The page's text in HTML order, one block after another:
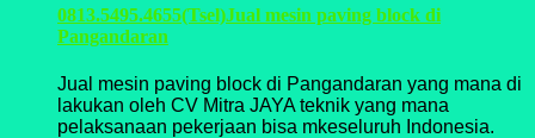
0813.5495.4655(Tsel)Jual mesin paving block di
Pangandaran
Jual mesin paving block di Pangandaran yang mana di
lakukan oleh CV Mitra JAYA teknik yang mana
pelaksanaan pekerjaan bisa mkeseluruh Indonesia.